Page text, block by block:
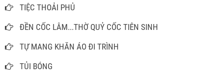
TIỆC THOẢI PHỦ
ĐỀN CỐC LÂM...THỜ QUỶ CỐC TIÊN SINH
TỰ MANG KHĂN ÁO ĐI TRÌNH
TỦI BÓNG